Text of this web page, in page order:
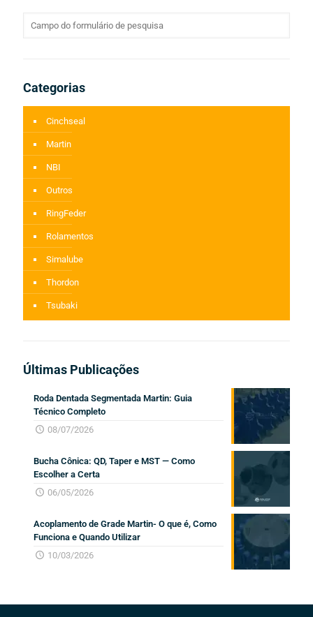
Categorias
Cinchseal
Martin
NBI
Outros
RingFeder
Rolamentos
Simalube
Thordon
Tsubaki
Últimas Publicações
Roda Dentada Segmentada Martin: Guia
Técnico Completo
08/07/2026
Bucha Cônica: QD, Taper e MST — Como
Escolher a Certa
06/05/2026
Acoplamento de Grade Martin- O que é, Como
Funciona e Quando Utilizar
10/03/2026